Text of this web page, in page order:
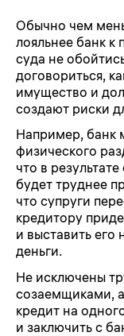
Обычно чем
лояльнее банк
суда не
договориться,
имущество и
создают риски
Например, банк
физического
что в
будет труднее
что супруги
кредитору
и выставить его
деньги.
Не исключены
созаемщиками,
кредит на
и заключить с